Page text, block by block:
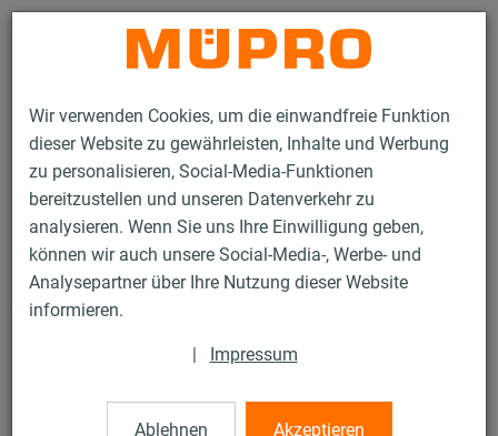
Wir verwenden Cookies, um die einwandfreie Funktion
dieser Website zu gewährleisten, Inhalte und Werbung
zu personalisieren, Social-Media-Funktionen
bereitzustellen und unseren Datenverkehr zu
analysieren. Wenn Sie uns Ihre Einwilligung geben,
können wir auch unsere Social-Media-, Werbe- und
Analysepartner über Ihre Nutzung dieser Website
informieren.
| Impressum
Ablehnen Akzeptieren
Kontakt
Produkte Befestigungstechnik
Lüftungsbefestigung
Installationsschienen für die Lüftungsbefestigung
MPC-Systemschienen (leichter bis mittlerer Lastbereich)
Montagewinkel